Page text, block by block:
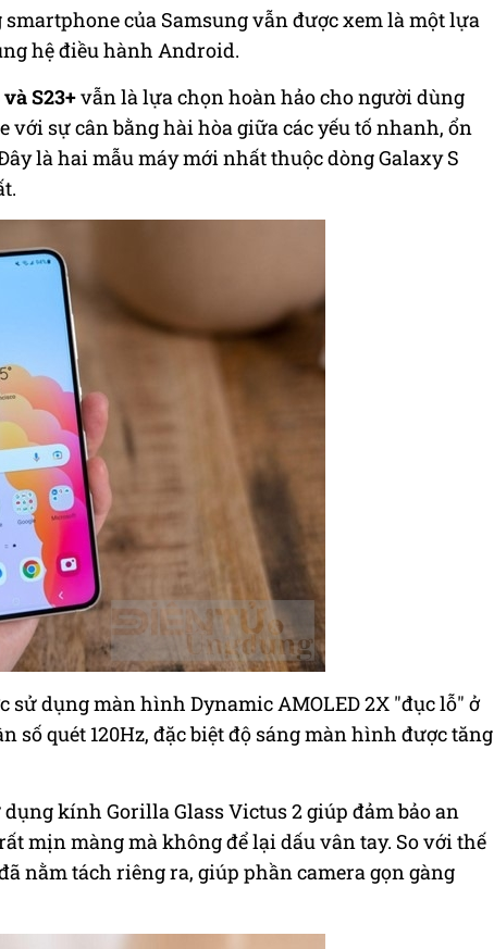
của Samsung vẫn được xem là một lựa
hệ điều hành Android.
và S23+vẫn là lựa chọn hoàn hảo cho người dùng
sự cân bằng hài hòa giữa các yếu tố nhanh, ổn
là hai mẫu máy mới nhất thuộc dòng Galaxy S
dụng màn hình Dynamic AMOLED 2X "đục lỗ" ở
số quét 120Hz, đặc biệt độ sáng màn hình được tăng
kính Gorilla Glass Victus 2 giúp đảm bảo an
mịn màng mà không để lại dấu vân tay. So với thế
nằm tách riêng ra, giúp phần camera gọn gàng